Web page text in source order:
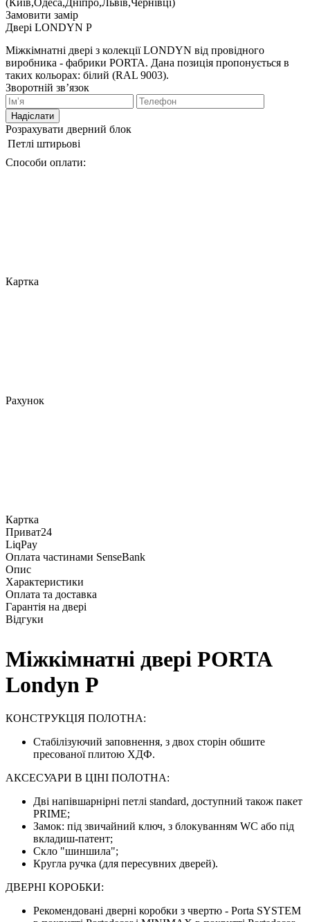
(Київ,Одеса,Дніпро,Львів,Чернівці)
Замовити замір
Двері LONDYN P
Міжкімнатні двері з колекції LONDYN від провідного
виробника - фабрики PORTA. Дана позиція пропонується в
таких кольорах: білий (RAL 9003).
Зворотній зв’язок
Надіслати
Розрахувати дверний блок
Петлі штирьові
Способи оплати:
Картка
Рахунок
Картка
Приват24
LiqPay
Оплата частинами SenseBank
Опис
Характеристики
Оплата та доставка
Гарантія на двері
Відгуки
Міжкімнатні двері PORTA
Londyn P
КОНСТРУКЦІЯ ПОЛОТНА:
Стабілізуючий заповнення, з двох сторін обшите
пресованої плитою ХДФ.
АКСЕСУАРИ В ЦІНІ ПОЛОТНА:
Дві напівшарнірні петлі standard, доступний також пакет
PRIME;
Замок: під звичайний ключ, з блокуванням WC або під
вкладиш-патент;
Скло "шиншила";
Кругла ручка (для пересувних дверей).
ДВЕРНІ КОРОБКИ:
Рекомендовані дверні коробки з чвертю - Porta SYSTEM